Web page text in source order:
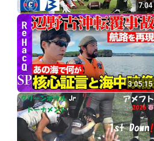
7:04
3:05:15